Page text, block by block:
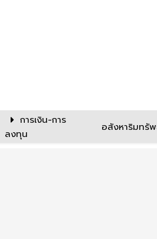
การเงิน-การ
ลงทุน
อสังหาริมทรั